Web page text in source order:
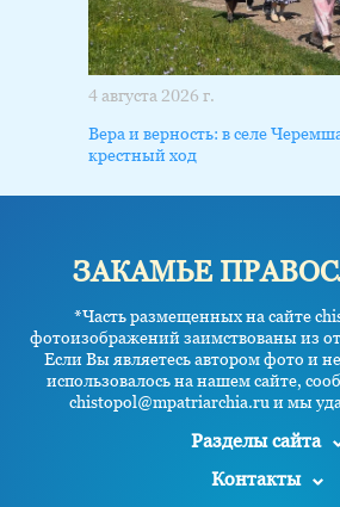
4 августа 2026 г.
Вера и верность: в селе
крестный ход
ЗАКАМЬЕ
*Часть размещенных на сайте
фотоизображений заимствованы из
Если Вы являетесь автором фото и
использовалось на нашем сайте,
chistopol@mpatriarchia.ru и мы
Разделы сайта
Контакты